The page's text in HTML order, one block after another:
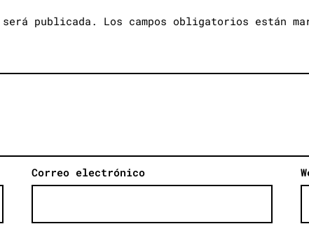
publicada.
Los campos obligatorios están
Correo electrónico